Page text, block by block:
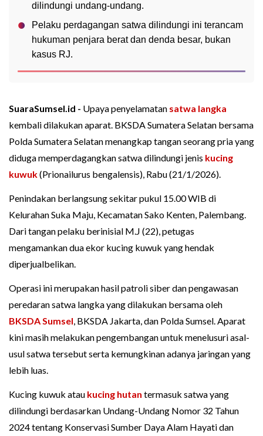
dilindungi undang-undang.
Pelaku perdagangan satwa dilindungi ini terancam
hukuman penjara berat dan denda besar, bukan
kasus RJ.
SuaraSumsel.id - Upaya penyelamatan satwa langka
kembali dilakukan aparat. BKSDA Sumatera Selatan bersama
Polda Sumatera Selatan menangkap tangan seorang pria yang
diduga memperdagangkan satwa dilindungi jenis kucing
kuwuk(Prionailurus bengalensis), Rabu (21/1/2026).
Penindakan berlangsung sekitar pukul 15.00 WIB di
Kelurahan Suka Maju, Kecamatan Sako Kenten, Palembang.
Dari tangan pelaku berinisial M.J (22), petugas
mengamankan dua ekor kucing kuwuk yang hendak
diperjualbelikan.
Operasi ini merupakan hasil patroli siber dan pengawasan
peredaran satwa langka yang dilakukan bersama oleh
BKSDA Sumsel, BKSDA Jakarta, dan Polda Sumsel. Aparat
kini masih melakukan pengembangan untuk menelusuri asal-
usul satwa tersebut serta kemungkinan adanya jaringan yang
lebih luas.
Kucing kuwuk atau kucing hutan termasuk satwa yang
dilindungi berdasarkan Undang-Undang Nomor 32 Tahun
2024 tentang Konservasi Sumber Daya Alam Hayati dan